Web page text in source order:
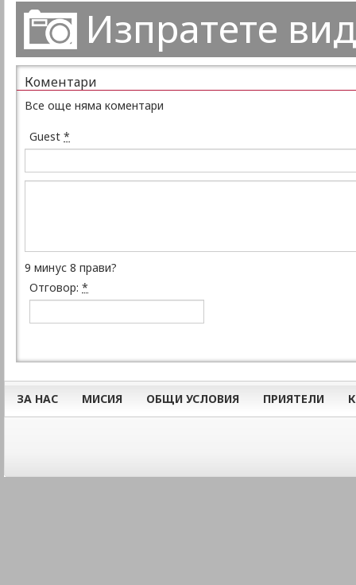
Изпратете
Коментари
Все още няма коментари
Guest *
9 минус 8 прави?
Отговор: *
ЗА НАС МИСИЯ ОБЩИ УСЛОВИЯ ПРИЯТЕЛИ